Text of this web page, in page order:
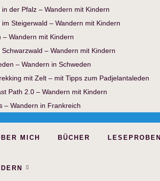
der Pfalz – Wandern mit Kindern
Steigerwald – Wandern mit Kindern
– Wandern mit Kindern
– Wandern mit Kindern
– Wandern in Schweden
mit Zelt – mit Tipps zum Padjelantaleden
Path 2.0 – Wandern mit Kindern
– Wandern in Frankreich
MICH BÜCHER LESEPROBEN